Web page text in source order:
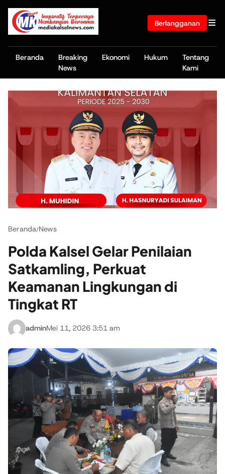
Berlangganan
Beranda
Breaking
News
Ekonomi Hukum
Tentang
Kami
Beranda/News
Polda Kalsel Gelar Penilaian
Satkamling, Perkuat
Keamanan Lingkungan di
Tingkat RT
adminMei 11, 2026 3:51 am